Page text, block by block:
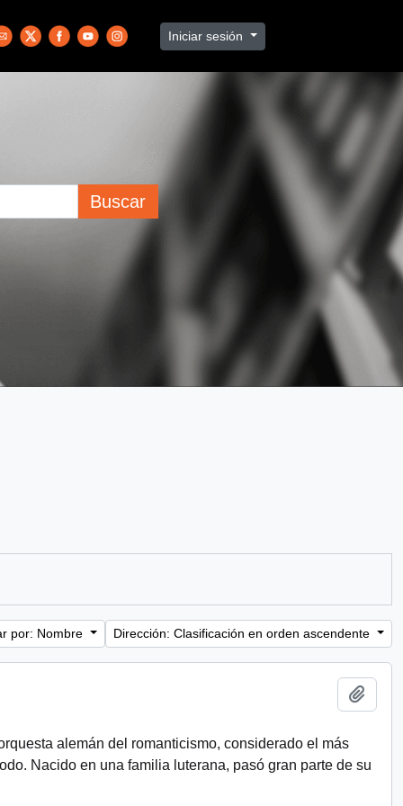
Iniciar sesión
Buscar
por: Nombre Dirección: Clasificación en orden ascendente
alemán del romanticismo, considerado el más
Nacido en una familia luterana, pasó gran parte de su